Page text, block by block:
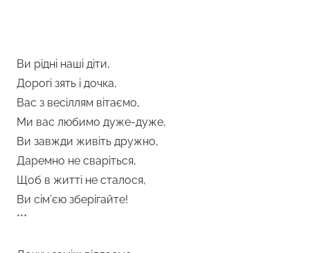
Ви рідні наші діти,
Дорогі зять і дочка,
Вас з весіллям вітаємо,
Ми вас любимо дуже-дуже,
Ви завжди живіть дружно,
Даремно не сваріться,
Щоб в житті не сталося,
Ви сім’єю зберігайте!
***